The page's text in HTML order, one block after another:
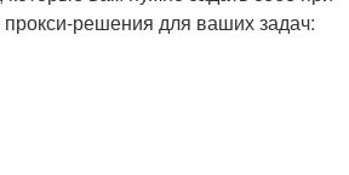
решения для ваших задач: